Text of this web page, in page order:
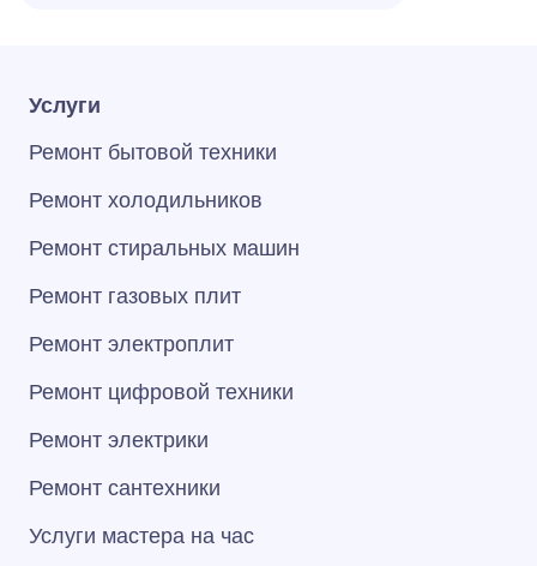
Услуги
Ремонт бытовой техники
Ремонт холодильников
Ремонт стиральных машин
Ремонт газовых плит
Ремонт электроплит
Ремонт цифровой техники
Ремонт электрики
Ремонт сантехники
Услуги мастера на час